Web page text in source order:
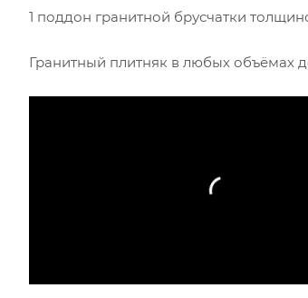
1 поддон гранитной брусчатки
Гранитный плитняк в любых объёмах